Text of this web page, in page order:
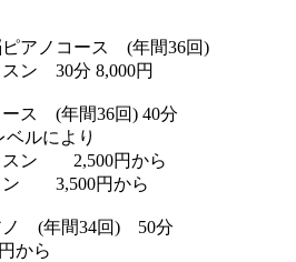
ピアノコース (年間36回)
ン 30分 8,000円
ース (年間36回) 40分
ベルにより
スン 2,500円から
ン 3,500円から
ノ (年間34回) 50分
から